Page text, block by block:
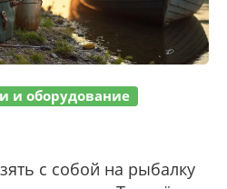
и оборудование
с собой на рыбалку